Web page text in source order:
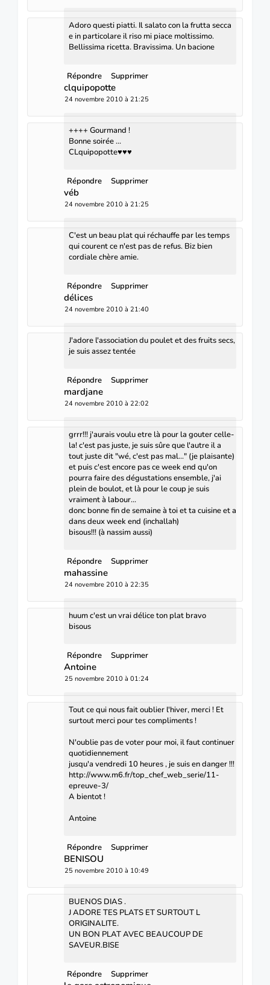
Adoro questi piatti. Il salato con la frutta secca
e in particolare il riso mi piace moltissimo.
Bellissima ricetta. Bravissima. Un bacione
Répondre Supprimer
clquipopotte
24 novembre 2010 à 21:25
++++ Gourmand !
Bonne soirée ...
CLquipopotte♥♥♥
Répondre Supprimer
véb
24 novembre 2010 à 21:25
C'est un beau plat qui réchauffe par les temps
qui courent ce n'est pas de refus. Biz bien
cordiale chère amie.
Répondre Supprimer
délices
24 novembre 2010 à 21:40
J'adore l'association du poulet et des fruits secs,
je suis assez tentée
Répondre Supprimer
mardjane
24 novembre 2010 à 22:02
grrr!!! j'aurais voulu etre là pour la gouter celle-
la! c'est pas juste, je suis sûre que l'autre il a
tout juste dit "wé, c'est pas mal..." (je plaisante)
et puis c'est encore pas ce week end qu'on
pourra faire des dégustations ensemble, j'ai
plein de boulot, et là pour le coup je suis
vraiment à labour...
donc bonne fin de semaine à toi et ta cuisine et a
dans deux week end (inchallah)
bisous!!! (à nassim aussi)
Répondre Supprimer
mahassine
24 novembre 2010 à 22:35
huum c'est un vrai délice ton plat bravo
bisous
Répondre Supprimer
Antoine
25 novembre 2010 à 01:24
Tout ce qui nous fait oublier l'hiver, merci ! Et
surtout merci pour tes compliments !
N'oublie pas de voter pour moi, il faut continuer
quotidiennement
jusqu'a vendredi 10 heures , je suis en danger !!!
http://www.m6.fr/top_chef_web_serie/11-
epreuve-3/
A bientot !
Antoine
Répondre Supprimer
BENISOU
25 novembre 2010 à 10:49
BUENOS DIAS .
J ADORE TES PLATS ET SURTOUT L
ORIGINALITE.
UN BON PLAT AVEC BEAUCOUP DE
SAVEUR.BISE
Répondre Supprimer